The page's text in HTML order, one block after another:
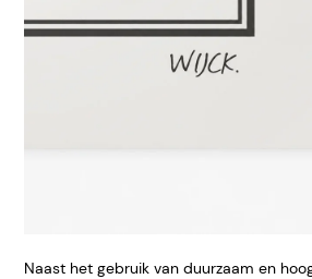
Naast het gebruik van duurzaam en